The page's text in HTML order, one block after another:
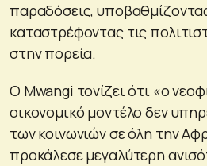
παραδόσεις,
καταστρέφοντας τις
στην πορεία.
Ο Mwangi τονίζει ότι «ο
οικονομικό μοντέλο δεν
των κοινωνιών σε όλη την
προκάλεσε μεγαλύτερη